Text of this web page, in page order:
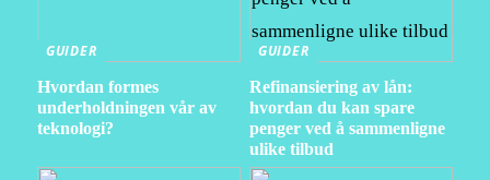
GUIDER
Hvordan formes
underholdningen vår av
teknologi?
GUIDER
Refinansiering av lån:
hvordan du kan spare
penger ved å sammenligne
ulike tilbud